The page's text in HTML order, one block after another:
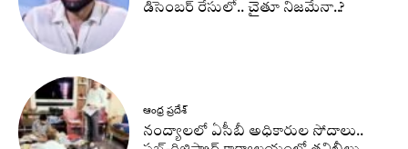
డిసెంబర్ రేసులో.. చైతూ నిజమేనా..?
ఆంధ్ర ప్రదేశ్
నంద్యాలలో ఏసీబీ అధికారుల సోదాలు..